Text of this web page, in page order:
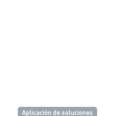
Aplicación de soluciones